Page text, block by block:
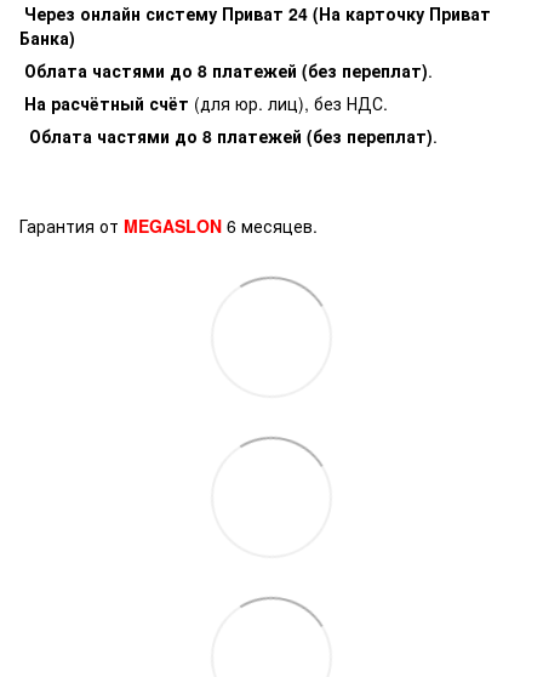
Через онлайн систему Приват 24 (На карточку Приват
Банка)
Облата частями до 8 платежей (без переплат).
На расчётный счёт (для юр. лиц), без НДС.
Облата частями до 8 платежей (без переплат).
Гарантия от MEGASLON 6 месяцев.